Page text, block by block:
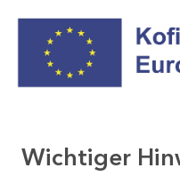
Wichtiger